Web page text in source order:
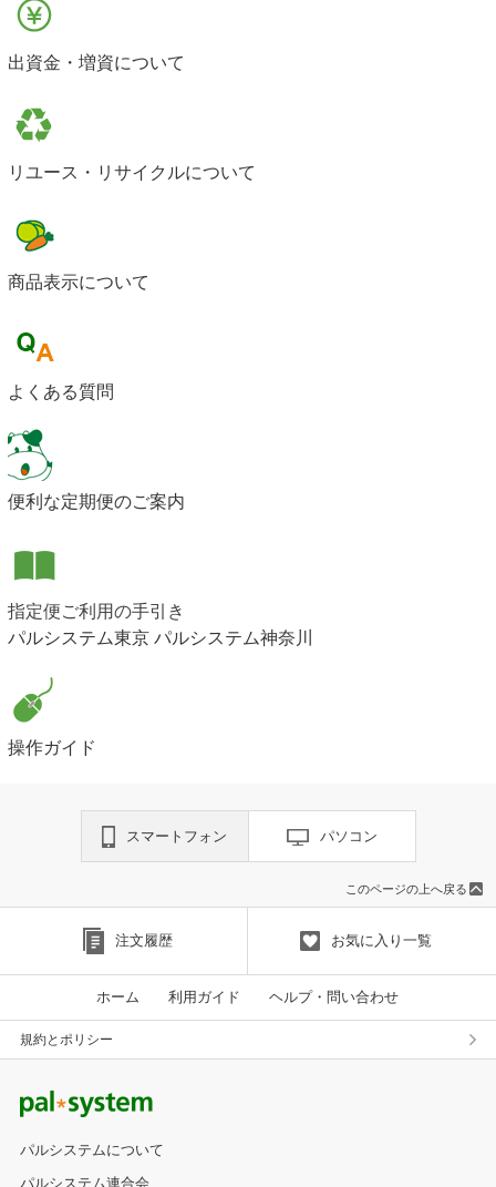
出資金・増資について
リユース・リサイクルについて
商品表示について
よくある質問
便利な定期便のご案内
指定便ご利用の手引き
パルシステム東京 パルシステム神奈川
操作ガイド
スマートフォン パソコン
このページの上へ戻る
注文履歴 お気に入り一覧
ホーム 利用ガイド ヘルプ・問い合わせ
規約とポリシー
パルシステムについて
パルシステム連合会